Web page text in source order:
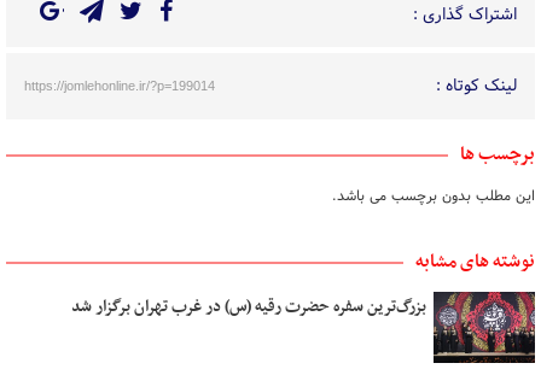
اشتراک گذاری :
لینک کوتاه : https://jomlehonline.ir/?p=199014
برچسب ها
این مطلب بدون برچسب می باشد.
نوشته های مشابه
بزرگ‌ترین سفره حضرت رقیه (س) در غرب تهران برگزار شد